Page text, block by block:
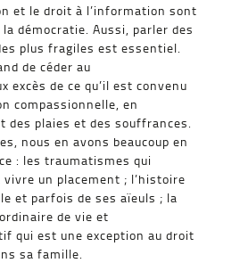
et le droit à l’information sont
démocratie. Aussi, parler des
plus fragiles est essentiel.
de céder au
excès de ce qu’il est convenu
compassionnelle, en
des plaies et des souffrances.
nous en avons beaucoup en
: les traumatismes qui
un placement ; l’histoire
et parfois de ses aïeuls ; la
de vie et
qui est une exception au droit
sa famille.